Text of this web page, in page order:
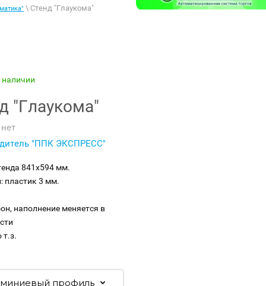
\ Стенд "Глаукома"
наличии
"Глаукома"
нет
"ППК ЭКСПРЕСС"
841х594 мм.
пластик 3 мм.
наполнение меняется в
т.з.